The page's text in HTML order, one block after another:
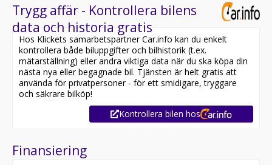
söker en premium-SUV med fokus på komfort,
säkerhet och användarvänlighet i vardagen.Välkommen
att höra av dig vid intresse.
Trygg affär - Kontrollera bilens
data och historia gratis
Hos Klickets samarbetspartner Car.info kan du enkelt
kontrollera både biluppgifter och bilhistorik (t.ex.
mätarställning) eller andra viktiga data när du ska köpa din
nästa nya eller begagnade bil. Tjänsten är helt gratis att
använda för privatpersoner - för ett smidigare, tryggare
och säkrare bilköp!
Kontrollera bilen hos
Finansiering